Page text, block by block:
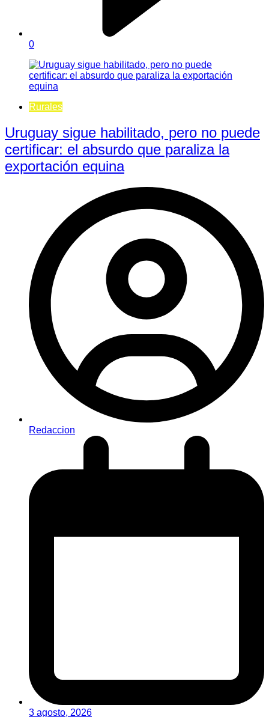
0
Rurales
Uruguay sigue habilitado, pero no puede
certificar: el absurdo que paraliza la
exportación equina
Redaccion
3 agosto, 2026